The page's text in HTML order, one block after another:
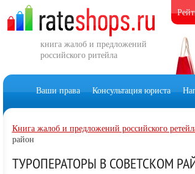
книга жалоб и предложений
российского ритейла
Ваши права Консультация юриста
Книга жалоб и предложений российского
район
ТУРОПЕРАТОРЫ В СОВЕТСКОМ